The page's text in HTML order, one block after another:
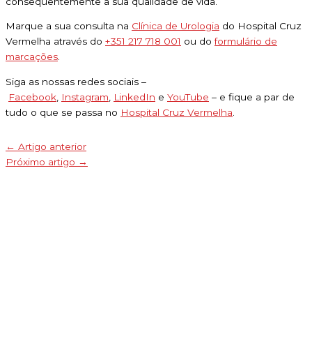
Marque a sua consulta na Clínica de Urologia do Hospital Cruz
Vermelha através do +351 217 718 001 ou doformulário de
marcações.
Siga as nossas redes sociais –
Facebook Instagram LinkedIn e YouTube – e fique a par de
tudo o que se passa no Hospital Cruz Vermelha
← Artigo anterior
Próximo artigo →